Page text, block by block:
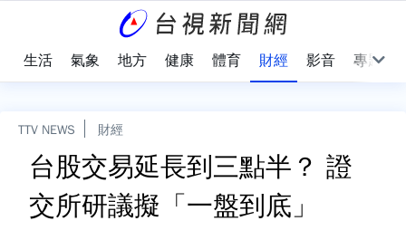
生活 氣象 地方 健康 體育 財經 影音 專題
TTV NEWS 財經
台股交易延長到三點半？ 證
交所研議擬「一盤到底」